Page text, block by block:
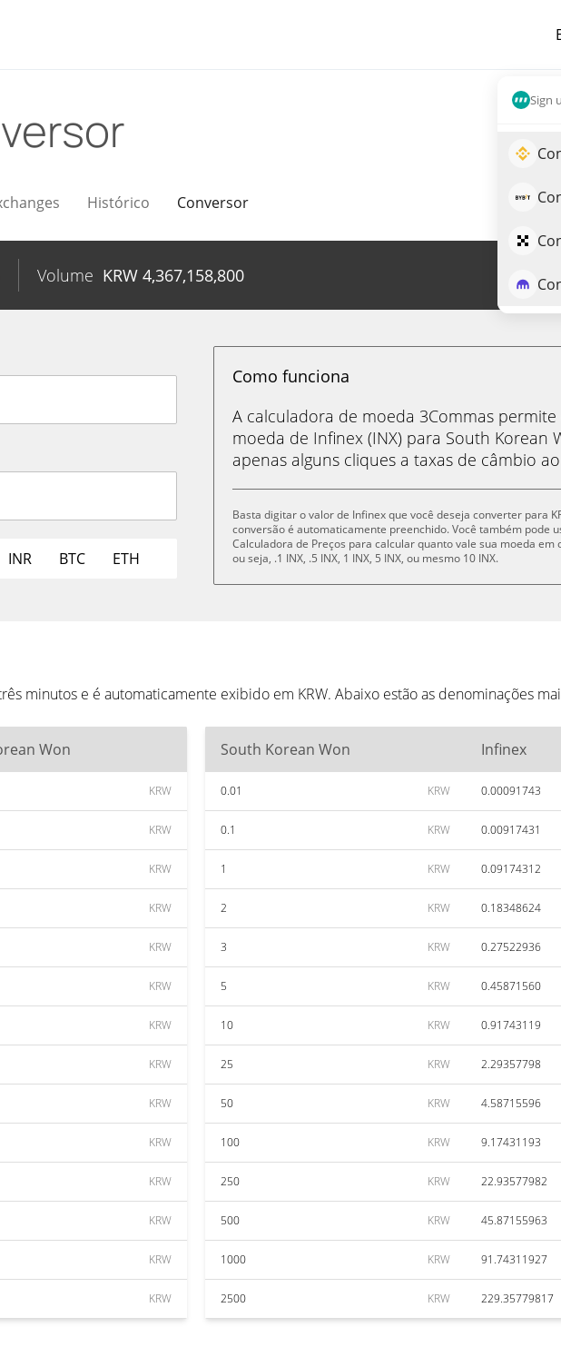
Sign
Histórico Conversor
Volume KRW 4,367,158,800
INR BTC ETH
Como funciona
A calculadora de moeda 3Commas
moeda de Infinex (INX) para South Korean
apenas alguns cliques a taxas de câmbio
Basta digitar o valor de Infinex que você deseja converter para
conversão é automaticamente preenchido. Você também pode
Calculadora de Preços para calcular quanto vale sua moeda em
ou seja, .1 INX, .5 INX, 1 INX, 5 INX, ou mesmo 10 INX.
minutos e é automaticamente exibido em KRW. Abaixo estão as denominações
Won
KRW
KRW
KRW
KRW
KRW
KRW
KRW
KRW
KRW
KRW
KRW
KRW
KRW
KRW
South Korean Won Infinex
0.01 KRW 0.00091743
0.1 KRW 0.00917431
1 KRW 0.09174312
2 KRW 0.18348624
3 KRW 0.27522936
5 KRW 0.45871560
10 KRW 0.91743119
25 KRW 2.29357798
50 KRW 4.58715596
100 KRW 9.17431193
250 KRW 22.93577982
500 KRW 45.87155963
1000 KRW 91.74311927
2500 KRW 229.35779817